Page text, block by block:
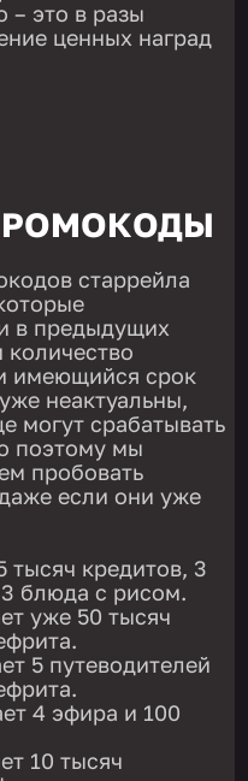
– это в разы
ценных наград
старрейла
в предыдущих
имеющийся срок
неактуальны,
могут срабатывать
поэтому мы
пробовать
если они уже
тысяч кредитов, 3
блюда с рисом.
уже 50 тысяч
5 путеводителей
4 эфира и 100
10 тысяч